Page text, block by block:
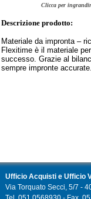
Clicca per
Descrizione prodotto:
Materiale da impronta –
Flexitime è il materiale
successo. Grazie al
sempre impronte
Ufficio Acquisti e Ufficio
Via Torquato Secci, 5/7 -